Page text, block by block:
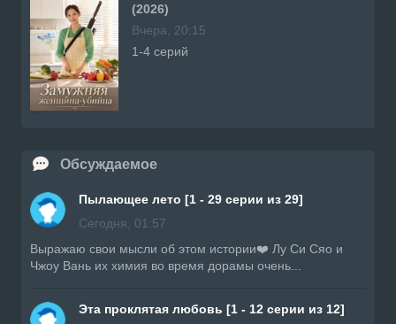
(2026)
Вчера, 20:15
1-4 серий
Обсуждаемое
Пылающее лето [1 - 29 серии из 29]
Сегодня, 01:57
Выражаю свои мысли об этом истории❤️ Лу Си Сяо и
Чжоу Вань их химия во время дорамы очень...
Эта проклятая любовь [1 - 12 серии из 12]